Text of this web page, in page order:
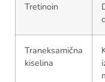
Tretinoin
Traneksamična
kiselina